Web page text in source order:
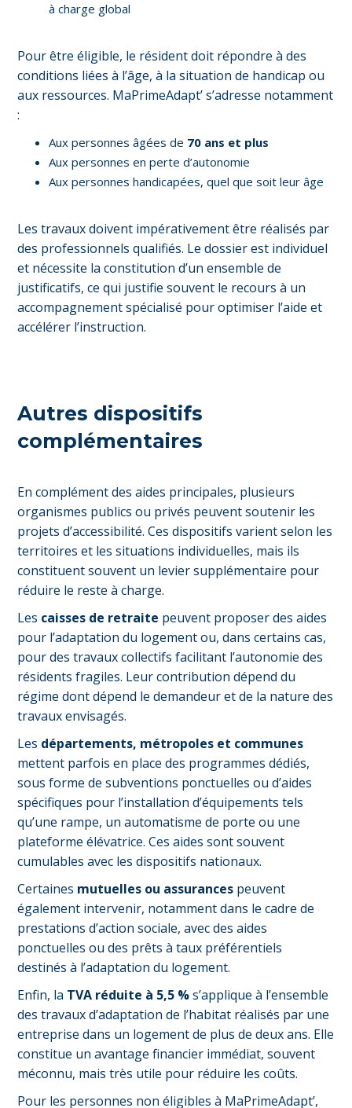
à charge global
Pour être éligible, le résident doit répondre à des
conditions liées à l’âge, à la situation de handicap ou
aux ressources. MaPrimeAdapt’ s’adresse notamment
:
Aux personnes âgées de 70 ans et plus
Aux personnes en perte d’autonomie
Aux personnes handicapées, quel que soit leur âge
Les travaux doivent impérativement être réalisés par
des professionnels qualifiés. Le dossier est individuel
et nécessite la constitution d’un ensemble de
justificatifs, ce qui justifie souvent le recours à un
accompagnement spécialisé pour optimiser l’aide et
accélérer l’instruction.
Autres dispositifs
complémentaires
En complément des aides principales, plusieurs
organismes publics ou privés peuvent soutenir les
projets d’accessibilité. Ces dispositifs varient selon les
territoires et les situations individuelles, mais ils
constituent souvent un levier supplémentaire pour
réduire le reste à charge.
Les caisses de retraite peuvent proposer des aides
pour l’adaptation du logement ou, dans certains cas,
pour des travaux collectifs facilitant l’autonomie des
résidents fragiles. Leur contribution dépend du
régime dont dépend le demandeur et de la nature des
travaux envisagés.
Les départements, métropoles et communes
mettent parfois en place des programmes dédiés,
sous forme de subventions ponctuelles ou d’aides
spécifiques pour l’installation d’équipements tels
qu’une rampe, un automatisme de porte ou une
plateforme élévatrice. Ces aides sont souvent
cumulables avec les dispositifs nationaux.
Certaines mutuelles ou assurances peuvent
également intervenir, notamment dans le cadre de
prestations d’action sociale, avec des aides
ponctuelles ou des prêts à taux préférentiels
destinés à l’adaptation du logement.
Enfin, la TVA réduite à 5,5 %s’applique à l’ensemble
des travaux d’adaptation de l’habitat réalisés par une
entreprise dans un logement de plus de deux ans. Elle
constitue un avantage financier immédiat, souvent
méconnu, mais très utile pour réduire les coûts.
Pour les personnes non éligibles à MaPrimeAdapt’,